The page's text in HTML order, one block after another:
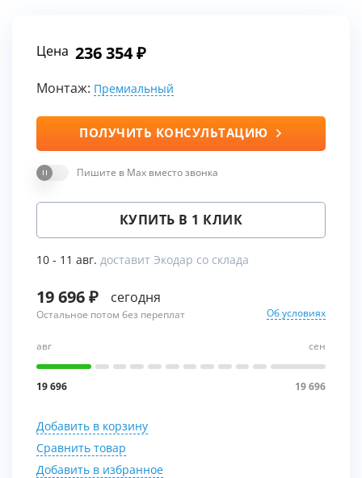
Цена 236 354
Монтаж: Премиальный
ПОЛУЧИТЬ КОНСУЛЬТАЦИЮ
Пишите в Max вместо звонка
КУПИТЬ В 1 КЛИК
10 - 11 авг. доставит Экодар со склада
19 696 сегодня
Остальное потом без переплат Об условиях
авг
19 696
сен
19 696
Добавить в корзину
Сравнить товар
Добавить в избранное